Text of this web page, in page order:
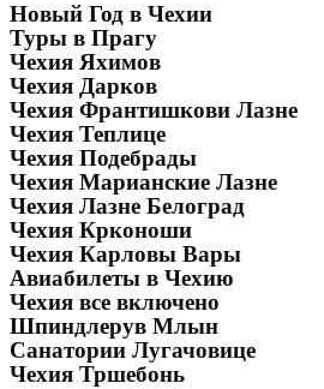
Новый Год в Чехии
Туры в Прагу
Чехия Яхимов
Чехия Дарков
Чехия Франтишкови Лазне
Чехия Теплице
Чехия Подебрады
Чехия Марианские Лазне
Чехия Лазне Белоград
Чехия Крконоши
Чехия Карловы Вары
Авиабилеты в Чехию
Чехия все включено
Шпиндлерув Млын
Санатории Лугачовице
Чехия Тршебонь